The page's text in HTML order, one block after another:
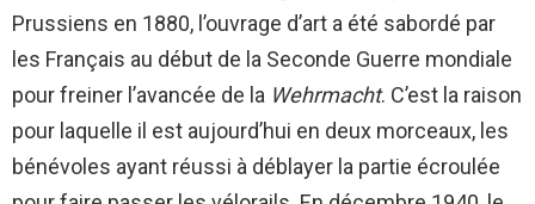
Prussiens en 1880, l’ouvrage d’art a été sabordé par
les Français au début de la Seconde Guerre mondiale
pour freiner l’avancée de la Wehrmacht. C’est la raison
pour laquelle il est aujourd’hui en deux morceaux, les
bénévoles ayant réussi à déblayer la partie écroulée